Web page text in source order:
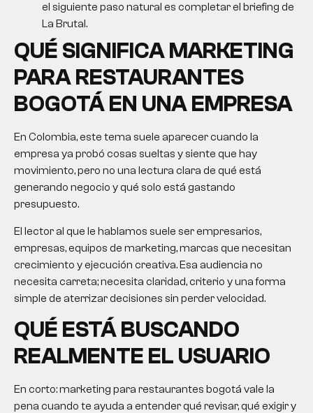
el siguiente paso natural es completar el briefing de
La Brutal.
QUÉ SIGNIFICAMARKETING
PARA RESTAURANTES
BOGOTÁEN UNA EMPRESA
En Colombia, este tema suele aparecer cuando la
empresa ya probó cosas sueltas y siente que hay
movimiento, pero no una lectura clara de qué está
generando negocio y qué solo está gastando
presupuesto.
El lector al que le hablamos suele ser empresarios,
empresas, equipos de marketing, marcas que necesitan
crecimiento y ejecución creativa. Esa audiencia no
necesita carreta; necesita claridad, criterio y una forma
simple de aterrizar decisiones sin perder velocidad.
QUÉ ESTÁ BUSCANDO
REALMENTE EL USUARIO
En corto:marketing para restaurantes bogotá vale la
pena cuando te ayuda a entender qué revisar, qué exigir y